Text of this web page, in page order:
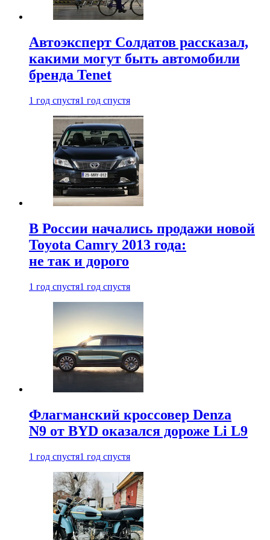
Автоэксперт Солдатов рассказал,
какими могут быть автомобили
бренда Tenet
1 год спустя1 год спустя
В России начались продажи новой
Toyota Camry 2013 года:
не так и дорого
1 год спустя1 год спустя
Флагманский кроссовер Denza
N9 от BYD оказался дороже Li L9
1 год спустя1 год спустя